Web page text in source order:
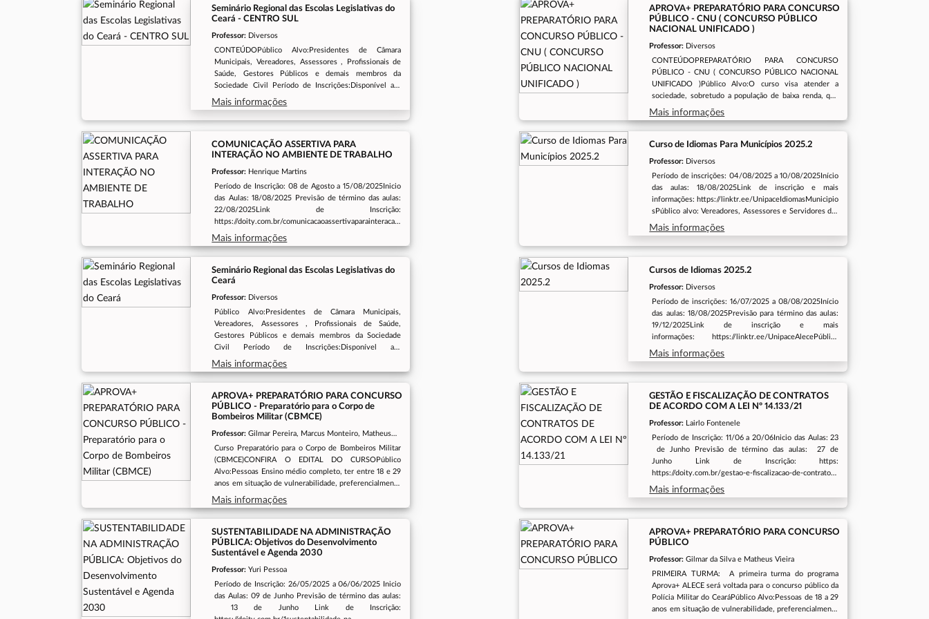
Seminário Regional das Escolas Legislativas do
Ceará - CENTRO SUL
Professor: Diversos
CONTEÚDOPúblico Alvo:Presidentes de Câmara
Municipais, Vereadores, Assessores , Profissionais de
Saúde, Gestores Públicos e demais membros da
Sociedade Civil Período de Inscrições:Disponível até
11/09/2025O Seminário acontece e forma
Presencial Período do Seminário:Dias 11 e 12 de
Setembro de 2025Local de Realização: Icó-CE
Mais informações
APROVA+ PREPARATÓRIO PARA CONCURSO
PÚBLICO - CNU ( CONCURSO PÚBLICO
NACIONAL UNIFICADO )
Professor: Diversos
CONTEÚDOPREPARATÓRIO PARA CONCURSO
PÚBLICO - CNU ( CONCURSO PÚBLICO NACIONAL
UNIFICADO )Público Alvo:O curso visa atender a
sociedade, sobretudo a população de baixa renda, que
sejam egressos do ensino médio em escola pública e
que tenham comprovante de inscrição no Concurso para
o CNU - Concurso Público Nacional Unificado Período
de Inscrições:11/08/2025 até 19/08/2025, até 12:00 no
Curso:Data de Início: 25/08/2025 Previsão de Término:
04/10/2025Turnos do Curso:Segunda a sexta:
Noite Sábado: Tarde. 13:00 ás 16:30Local de Realização
do Curso:Anexo I da Assembleia Legislativa do Ceará:
Auditório Murilo Aguiar.
Mais informações
COMUNICAÇÃO ASSERTIVA PARA
INTERAÇÃO NO AMBIENTE DE TRABALHO
Professor: Henrique Martins
Período de Inscrição: 08 de Agosto a 15/08/2025Inicio
das Aulas: 18/08/2025 Previsão de término das aulas:
22/08/2025Link de Inscrição:
https://doity.com.br/comunicacaoassertivaparainteracao
noambientedetrabalhoPúblico Alvo: Servidores da
Alece
Mais informações
Curso de Idiomas Para Municípios 2025.2
Professor: Diversos
Período de inscrições: 04/08/2025 a 10/08/2025Início
das aulas: 18/08/2025Link de inscrição e mais
informações: https://linktr.ee/UnipaceIdiomasMunicipio
sPúblico alvo: Vereadores, Assessores e Servidores das
Câmaras Legislativas Municipais que possuem Acordo
de Cooperação Técnica com a Unipace- Prefeitos, Vice-
Prefeitos e Secretários Municipais dos municípios que
Mais informações
Seminário Regional das Escolas Legislativas do
Ceará
Professor: Diversos
Público Alvo:Presidentes de Câmara Municipais,
Vereadores, Assessores , Profissionais de Saúde,
Gestores Públicos e demais membros da Sociedade
Civil Período de Inscrições:Disponível até
21/08/2025O Seminário acontece e forma
presencial Período do Seminário:Dias 21 e 22 de Agosto
de 2025Local de Realização: Limoeiro do Norte - CE
Mais informações
Cursos de Idiomas 2025.2
Professor: Diversos
Período de inscrições: 16/07/2025 a 08/08/2025Início
das aulas: 18/08/2025Previsão para término das aulas:
19/12/2025Link de inscrição e mais
informações: https://linktr.ee/UnipaceAlecePúblico
alvo: Servidores, colaboradores e terceirizados da
ALECE- Dependentes maiores de 18 anos (cônjuge,
filhos, pai, mãe e enteados de servidores, colaboradores
Mais informações
APROVA+ PREPARATÓRIO PARA CONCURSO
PÚBLICO - Preparatório para o Corpo de
Bombeiros Militar (CBMCE)
Professor: Gilmar Pereira, Marcus Monteiro, Matheus
Vieira, Giovanna Carranza, Pedro Henrique, Luciano
Brando, Eli Castro, Thompson Justa
Curso Preparatório para o Corpo de Bombeiros Militar
(CBMCE)CONFIRA O EDITAL DO CURSOPúblico
Alvo:Pessoas Ensino médio completo, ter entre 18 e 29
anos em situação de vulnerabilidade, preferencialmente
egressos da rede pública.Período de
Inscrições:26/06/2025 até 08/07/2025Modalidade do
Curso:Híbrido.Período do Curso:Data de Início: 14 de
julho de 2025 Previsão de Término: 23 de agosto de
2025.Turnos do Curso:Segunda a sexta: Noite Sábado:
Tarde. 13:00 ás 16:30Local de Realização do
Curso:Anexo I da Assembleia Legislativa do Ceará:
Mais informações
GESTÃO E FISCALIZAÇÃO DE CONTRATOS
DE ACORDO COM A LEI Nº 14.133/21
Professor: Lairlo Fontenele
Período de Inscrição: 11/06 a 20/06Inicio das Aulas: 23
de Junho Previsão de término das aulas: 27 de
Junho Link de Inscrição: https:
https://doity.com.br/gestao-e-fiscalizacao-de-contratos-
junho-unipacePúblico Alvo: Servidores da Alece
Mais informações
SUSTENTABILIDADE NA ADMINISTRAÇÃO
PÚBLICA: Objetivos do Desenvolvimento
Sustentável e Agenda 2030
Professor: Yuri Pessoa
Período de Inscrição: 26/05/2025 a 06/06/2025 Inicio
das Aulas: 09 de Junho Previsão de término das aulas:
13 de Junho Link de Inscrição:
APROVA+ PREPARATÓRIO PARA CONCURSO
PÚBLICO
Professor: Gilmar da Silva e Matheus Vieira
PRIMEIRA TURMA: A primeira turma do programa
Aprova+ ALECE será voltada para o concurso público da
Polícia Militar do CearáPúblico Alvo:Pessoas de 18 a 29
anos em situação de vulnerabilidade, preferencialmente